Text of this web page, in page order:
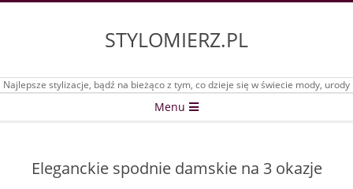
STYLOMIERZ.PL
Najlepsze stylizacje, bądź na bieżąco z tym, co dzieje się w świecie mody, urody
Menu
Eleganckie spodnie damskie na 3 okazje